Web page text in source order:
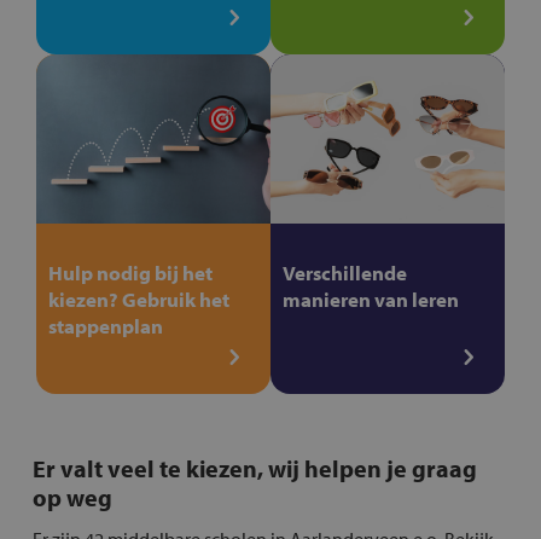
Hulp nodig bij het
kiezen? Gebruik het
stappenplan
Verschillende
manieren van leren
Er valt veel te kiezen, wij helpen je graag
op weg